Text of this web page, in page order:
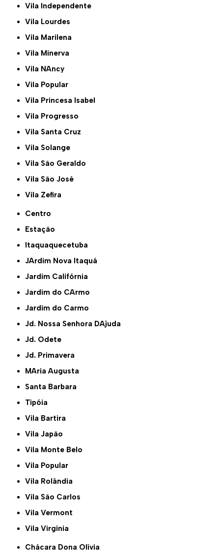
Vila Independente
Vila Lourdes
Vila Marilena
Vila Minerva
Vila NAncy
Vila Popular
Vila Princesa Isabel
Vila Progresso
Vila Santa Cruz
Vila Solange
Vila São Geraldo
Vila São José
Vila Zefira
Centro
Estação
Itaquaquecetuba
JArdim Nova Itaquá
Jardim Califórnia
Jardim do CArmo
Jardim do Carmo
Jd. Nossa Senhora DAjuda
Jd. Odete
Jd. Primavera
MAria Augusta
Santa Barbara
Tipóia
Vila Bartira
Vila Japão
Vila Monte Belo
Vila Popular
Vila Rolândia
Vila São Carlos
Vila Vermont
Vila Virgínia
Chácara Dona Olívia